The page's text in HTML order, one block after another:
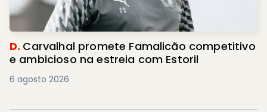
D. Carvalhal promete Famalicão competitivo
e ambicioso na estreia com Estoril
6 agosto 2026